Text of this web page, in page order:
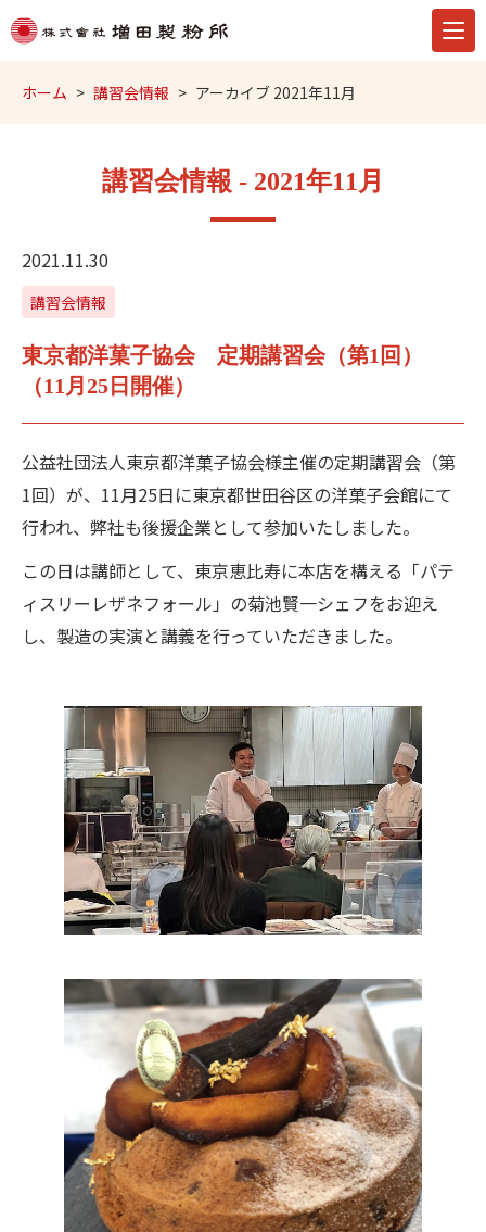
ホーム 講習会情報 アーカイブ 2021年11月
講習会情報 - 2021年11月
2021.11.30
講習会情報
東京都洋菓子協会 定期講習会（第1回）
（11月25日開催）
公益社団法人東京都洋菓子協会様主催の定期講習会（第
1回）が、11月25日に東京都世田谷区の洋菓子会館にて
行われ、弊社も後援企業として参加いたしました。
この日は講師として、東京恵比寿に本店を構える「パテ
ィスリーレザネフォール」の菊池賢一シェフをお迎え
し、製造の実演と講義を行っていただきました。